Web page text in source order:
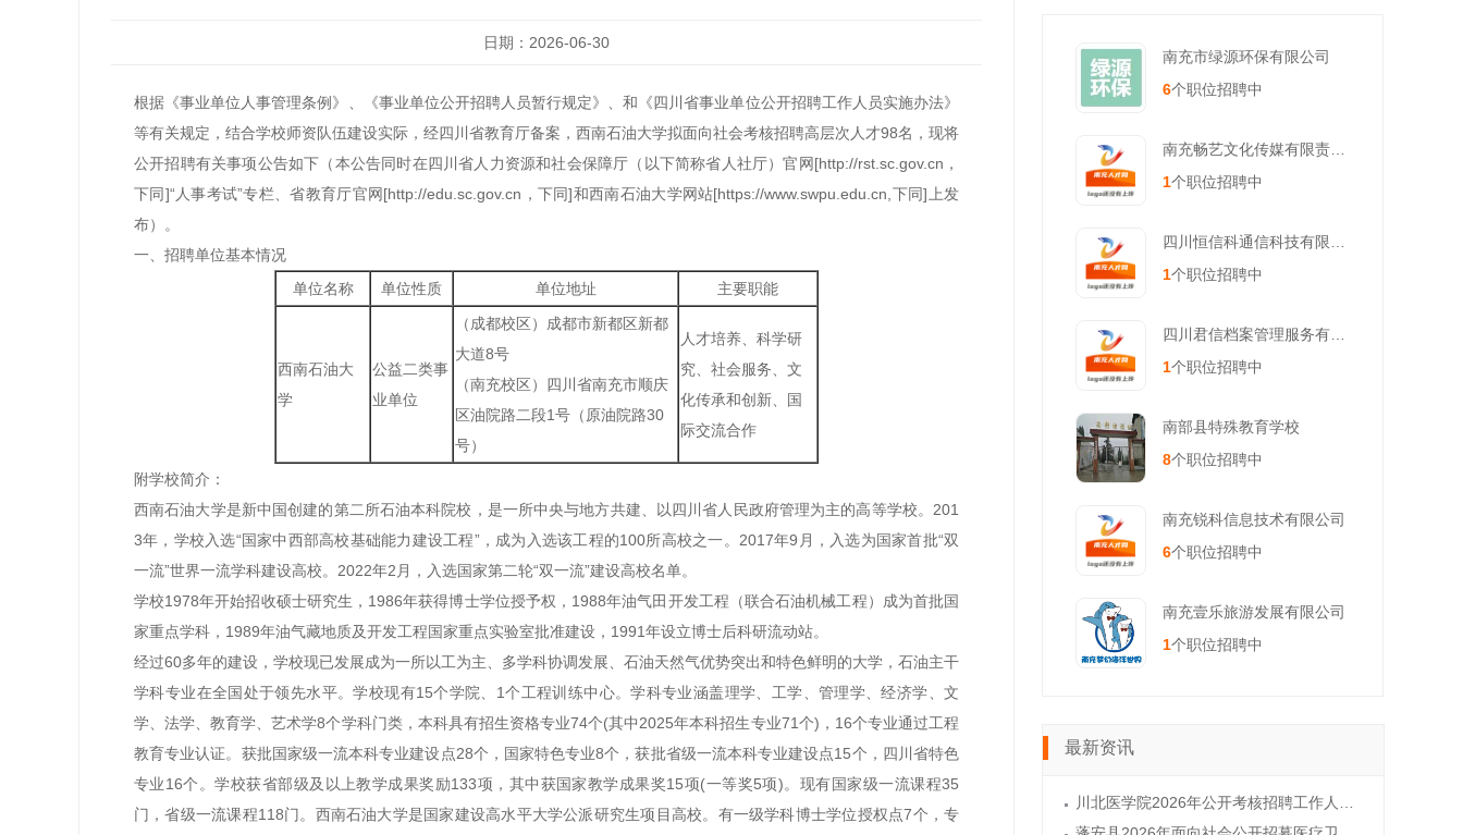
日期：2026-06-30
根据《事业单位人事管理条例》、《事业单位公开招聘人员暂行规定》、和《四川省事业单位公开招聘工作人员实施办法》
等有关规定，结合学校师资队伍建设实际，经四川省教育厅备案，西南石油大学拟面向社会考核招聘高层次人才98名，现将
公开招聘有关事项公告如下（本公告同时在四川省人力资源和社会保障厅（以下简称省人社厅）官网[http://rst.sc.gov.cn，
下同]“人事考试”专栏、省教育厅官网[http://edu.sc.gov.cn，下同]和西南石油大学网站[https://www.swpu.edu.cn,下同]上发
布）。
一、招聘单位基本情况
单位名称
单位性质 单位地址 主要职能
西南石油大
学
公益二类事
业单位
（成都校区）成都市新都区新都
大道8号
（南充校区）四川省南充市顺庆
区油院路二段1号（原油院路30
号）
人才培养、科学研
究、社会服务、文
化传承和创新、国
际交流合作
附学校简介：
西南石油大学是新中国创建的第二所石油本科院校，是一所中央与地方共建、以四川省人民政府管理为主的高等学校。201
3年，学校入选“国家中西部高校基础能力建设工程”，成为入选该工程的100所高校之一。2017年9月，入选为国家首批“双
一流”世界一流学科建设高校。2022年2月，入选国家第二轮“双一流”建设高校名单。
学校1978年开始招收硕士研究生，1986年获得博士学位授予权，1988年油气田开发工程（联合石油机械工程）成为首批国
家重点学科，1989年油气藏地质及开发工程国家重点实验室批准建设，1991年设立博士后科研流动站。
经过60多年的建设，学校现已发展成为一所以工为主、多学科协调发展、石油天然气优势突出和特色鲜明的大学，石油主干
学科专业在全国处于领先水平。学校现有15个学院、1个工程训练中心。学科专业涵盖理学、工学、管理学、经济学、文
学、法学、教育学、艺术学8个学科门类，本科具有招生资格专业74个(其中2025年本科招生专业71个)，16个专业通过工程
教育专业认证。获批国家级一流本科专业建设点28个，国家特色专业8个，获批省级一流本科专业建设点15个，四川省特色
专业16个。学校获省部级及以上教学成果奖励133项，其中获国家教学成果奖15项(一等奖5项)。现有国家级一流课程35
门，省级一流课程118门。西南石油大学是国家建设高水平大学公派研究生项目高校。有一级学科博士学位授权点7个，专
南充市绿源环保有限公司
6个职位招聘中
1个职位招聘中
1个职位招聘中
1个职位招聘中
南部县特殊教育学校
8个职位招聘中
南充锐科信息技术有限公司
6个职位招聘中
南充壹乐旅游发展有限公司
1个职位招聘中
最新资讯